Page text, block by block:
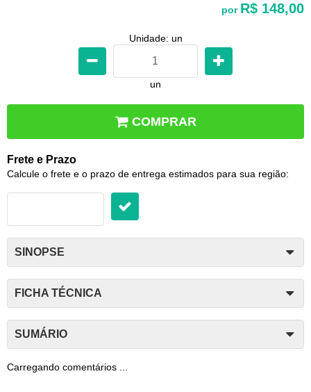
por R$ 148,00
Unidade: un
un
COMPRAR
Frete e Prazo
Calcule o frete e o prazo de entrega estimados para sua região:
SINOPSE
FICHA TÉCNICA
SUMÁRIO
Carregando comentários ...